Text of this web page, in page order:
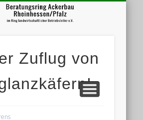
DER BERATUNGSRING
UNSERE LEISTUNGEN
MITGLIED WERDEN
PROJEKTEMITGLIEDSFIRMEN
Zuflug von